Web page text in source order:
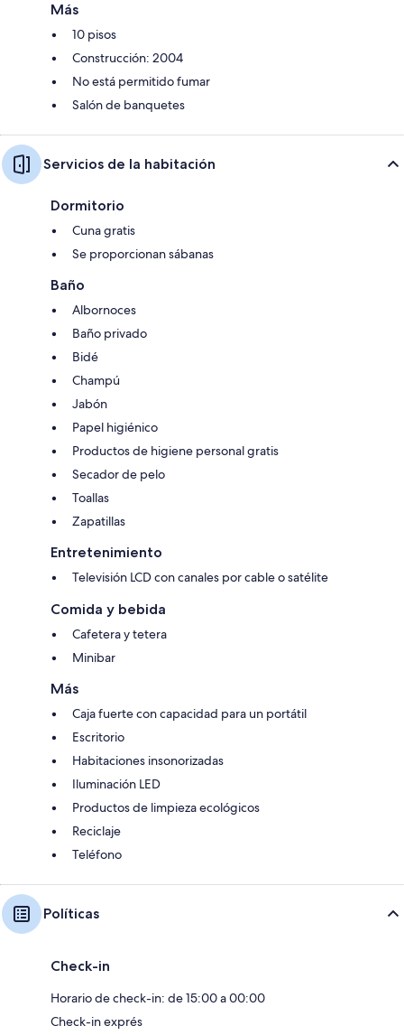
Más
10 pisos
Construcción: 2004
No está permitido fumar
Salón de banquetes
Servicios de la habitación
Dormitorio
Cuna gratis
Se proporcionan sábanas
Baño
Albornoces
Baño privado
Bidé
Champú
Jabón
Papel higiénico
Productos de higiene personal gratis
Secador de pelo
Toallas
Zapatillas
Entretenimiento
Televisión LCD con canales por cable o satélite
Comida y bebida
Cafetera y tetera
Minibar
Más
Caja fuerte con capacidad para un portátil
Escritorio
Habitaciones insonorizadas
Iluminación LED
Productos de limpieza ecológicos
Reciclaje
Teléfono
Políticas
Check-in
Horario de check-in: de 15:00 a 00:00
Check-in exprés